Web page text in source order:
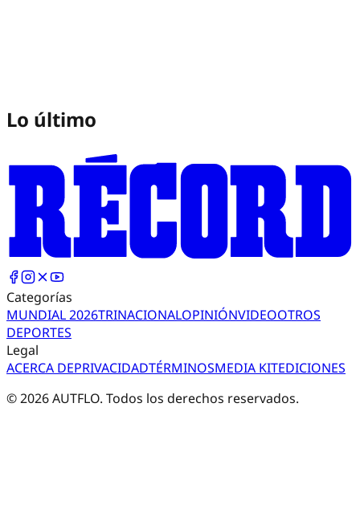
Lo último
Categorías
MUNDIAL 2026TRINACIONALOPINIÓNVIDEOOTROS
DEPORTES
Legal
ACERCA DEPRIVACIDADTÉRMINOSMEDIA KITEDICIONES
©2026AUTFLO. Todos los derechos reservados.